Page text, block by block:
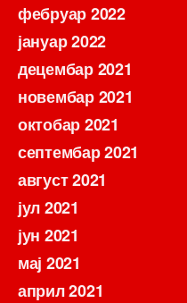
фебруар 2022
јануар 2022
децембар 2021
новембар 2021
октобар 2021
септембар 2021
август 2021
јул 2021
јун 2021
мај 2021
април 2021